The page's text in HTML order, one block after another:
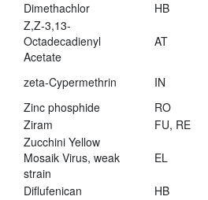
Dimethachlor
HB
Z,Z-3,13-
Octadecadienyl
Acetate
AT
zeta-Cypermethrin IN
Zinc phosphide
RO
Ziram
FU, RE
Zucchini Yellow
Mosaik Virus, weak
strain
EL
Diflufenican HB